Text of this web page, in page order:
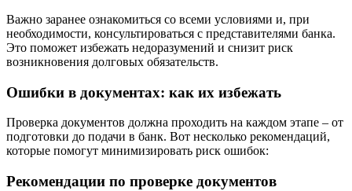
Важно заранее ознакомиться со всеми условиями и, при
необходимости, консультироваться с представителями банка.
Это поможет избежать недоразумений и снизит риск
возникновения долговых обязательств.
Ошибки в документах: как их избежать
Проверка документов должна проходить на каждом этапе – от
подготовки до подачи в банк. Вот несколько рекомендаций,
которые помогут минимизировать риск ошибок:
Рекомендации по проверке документов